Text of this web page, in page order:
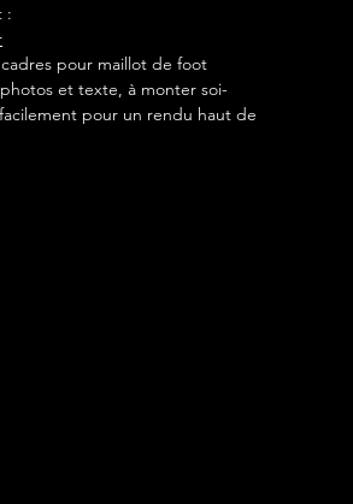
:
pour maillot de foot
et texte, à monter soi-
pour un rendu haut de